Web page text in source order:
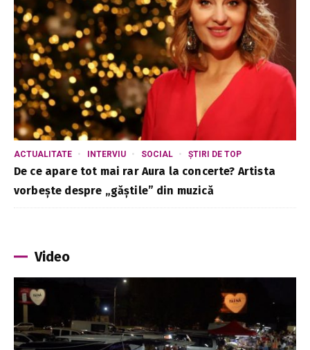
ACTUALITATE INTERVIU SOCIAL ȘTIRI DE TOP
De ce apare tot mai rar Aura la concerte? Artista
vorbește despre „găștile” din muzică
Video